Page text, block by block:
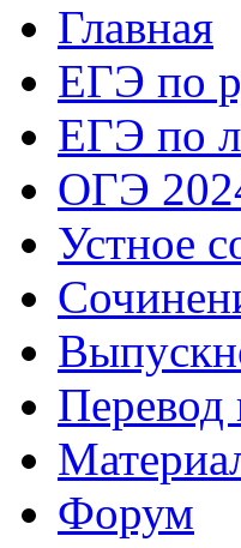
Главная
ЕГЭ по
ЕГЭ по
ОГЭ
Устное
Перевод
Форум